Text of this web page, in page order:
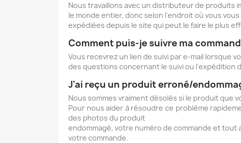
Nous travaillons avec un distributeur de produits
le monde entier, donc selon l'endroit où vous
expédiées depuis le site qui peut le faire le plus
Comment puis-je suivre ma
Vous recevrez un lien de suivi par e-mail lorsque
des questions concernant le suivi ou l'expédition
J'ai reçu un produit erroné/
Nous sommes vraiment désolés si le produit que
Pour nous aider à résoudre ce problème
des photos du produit
endommagé, votre numéro de commande et
votre commande.